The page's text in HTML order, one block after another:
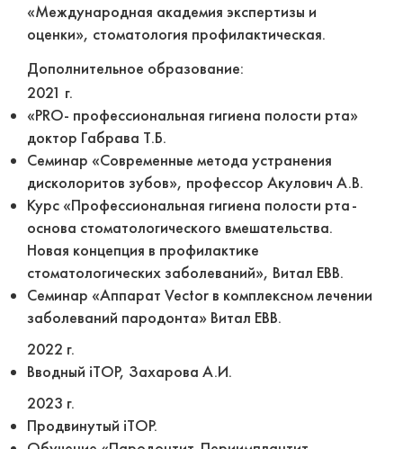
«Международная академия экспертизы и
оценки», стоматология профилактическая.
Дополнительное образование:
2021 г.
«PRO- профессиональная гигиена полости рта»
доктор Габрава Т.Б.
Семинар «Современные метода устранения
дисколоритов зубов», профессор Акулович А.В.
Курс «Профессиональная гигиена полости рта-
основа стоматологического вмешательства.
Новая концепция в профилактике
стоматологических заболеваний», Витал ЕВВ.
Семинар «Аппарат Vector в комплексном лечении
заболеваний пародонта» Витал ЕВВ.
2022 г.
Вводный iTOP, Захарова А.И.
2023 г.
Продвинутый iTOP.